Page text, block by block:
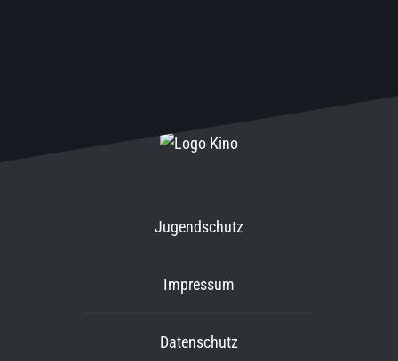
Jugendschutz
Impressum
Datenschutz